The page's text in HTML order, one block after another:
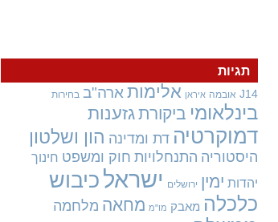
תגיות
J14 אובמה איראן אלימות ארה"ב בחירות
בינלאומי ביקורתגזענות
דמוקרטיה דת ומדינה הון ושלטון
היסטוריה התנחלויות חוק ומשפט חינוך
יהדות ימין ירושלים ישראל כיבוש
כלכלה מאבק מו"מ מחאה מלחמה